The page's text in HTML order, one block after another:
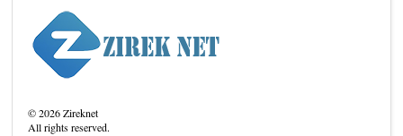
©2026Zireknet
All rights reserved.